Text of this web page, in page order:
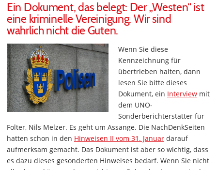
Ein Dokument, das belegt: Der „Westen“ ist
eine kriminelle Vereinigung. Wir sind
wahrlich nicht die Guten.
Wenn Sie diese
Kennzeichnung für
übertrieben halten, dann
lesen Sie bitte dieses
Dokument, ein Interview mit
dem UNO-
Sonderberichterstatter für
Folter, Nils Melzer. Es geht um Assange. Die NachDenkSeiten
hatten schon in den Hinweisen II vom 31. Januar darauf
aufmerksam gemacht. Das Dokument ist aber so wichtig, dass
es dazu dieses gesonderten Hinweises bedarf. Wenn Sie nicht